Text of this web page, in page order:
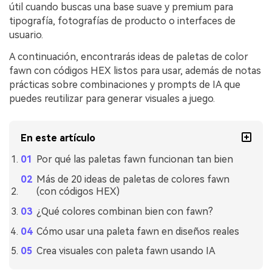
útil cuando buscas una base suave y premium para
tipografía, fotografías de producto o interfaces de
usuario.
A continuación, encontrarás ideas de paletas de color
fawn con códigos HEX listos para usar, además de notas
prácticas sobre combinaciones y prompts de IA que
puedes reutilizar para generar visuales a juego.
En este artículo
Por qué las paletas fawn funcionan tan bien
Más de 20 ideas de paletas de colores fawn
(con códigos HEX)
¿Qué colores combinan bien con fawn?
Cómo usar una paleta fawn en diseños reales
Crea visuales con paleta fawn usando IA